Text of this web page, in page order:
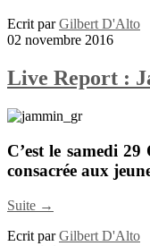
Ecrit parGilbert D'Alto
02 novembre 2016
Live Report :
C’est le samedi
consacrée aux
Suite →
Ecrit parGilbert D'Alto